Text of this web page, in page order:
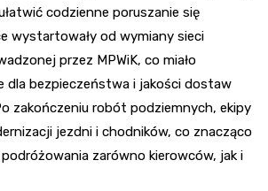
codzienne poruszanie się
wystartowały od wymiany sieci
przez MPWiK, co miało
dla bezpieczeństwa i jakości dostaw
zakończeniu robót podziemnych, ekipy
jezdni i chodników, co znacząco
zarówno kierowców, jak i